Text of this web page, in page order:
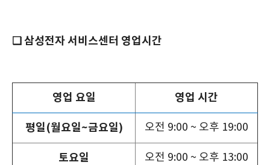
❏ 삼성전자 서비스센터 영업시간
영업 요일 영업 시간
평일(월요일~금요일) 오전 9:00 ~ 오후 19:00
토요일 오전 9:00 ~ 오후 13:00